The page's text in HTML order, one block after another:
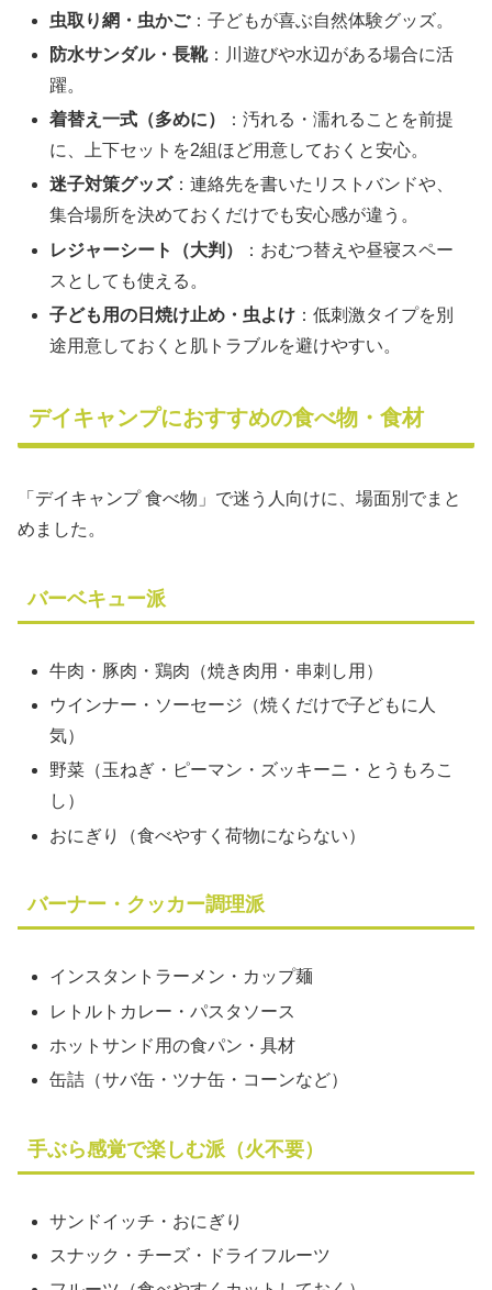
虫取り網・虫かご：子どもが喜ぶ自然体験グッズ。
防水サンダル・長靴：川遊びや水辺がある場合に活
躍。
着替え一式（多めに）
：汚れる・濡れることを前提
に、上下セットを2組ほど用意しておくと安心。
迷子対策グッズ：連絡先を書いたリストバンドや、
集合場所を決めておくだけでも安心感が違う。
レジャーシート（大判）
：おむつ替えや昼寝スペー
スとしても使える。
子ども用の日焼け止め・虫よけ ：低刺激タイプを別
途用意しておくと肌トラブルを避けやすい。
デイキャンプにおすすめの食べ物・食材
「デイキャンプ 食べ物」で迷う人向けに、場面別でまと
めました。
バーベキュー派
牛肉・豚肉・鶏肉（焼き肉用・串刺し用）
ウインナー・ソーセージ（焼くだけで子どもに人
気）
野菜（玉ねぎ・ピーマン・ズッキーニ・とうもろこ
し）
おにぎり（食べやすく荷物にならない）
バーナー・クッカー調理派
インスタントラーメン・カップ麺
レトルトカレー・パスタソース
ホットサンド用の食パン・具材
缶詰（サバ缶・ツナ缶・コーンなど）
手ぶら感覚で楽しむ派（火不要）
サンドイッチ・おにぎり
スナック・チーズ・ドライフルーツ